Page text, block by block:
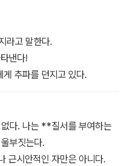
들이 하나의 신앙과 하나의
이었다. 따라서 그들은 삶에
덫을 *국가라고 부른 것은 *
하나의 칼과 백 가지 욕망
라고 말한다.
낸다!
추파를 던지고 있다.
다. 나는 **질서를 부여하는
부짓는다.
근시안적인 자만은 아니다.